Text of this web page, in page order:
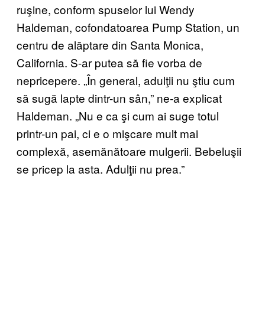
ruşine, conform spuselor lui Wendy
Haldeman, cofondatoarea Pump Station, un
centru de alăptare din Santa Monica,
California. S-ar putea să fie vorba de
nepricepere. „În general, adulţii nu ştiu cum
să sugă lapte dintr-un sân,” ne-a explicat
Haldeman. „Nu e ca şi cum ai suge totul
printr-un pai, ci e o mişcare mult mai
complexă, asemănătoare mulgerii. Bebeluşii
se pricep la asta. Adulţii nu prea.”